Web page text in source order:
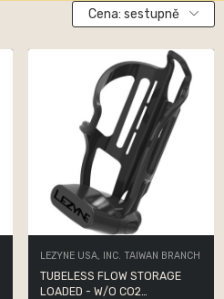
Cena: sestupně
LEZYNE USA, INC. TAIWAN BRANCH
TUBELESS FLOW STORAGE
LOADED - W/O CO2